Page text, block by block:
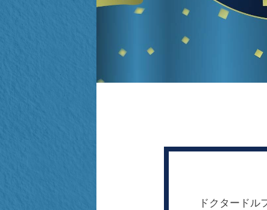
ドクタードル